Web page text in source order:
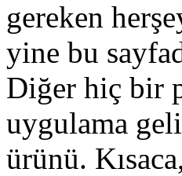
gereken
yine bu
Diğer hiç bir
uygulama
ürünü.